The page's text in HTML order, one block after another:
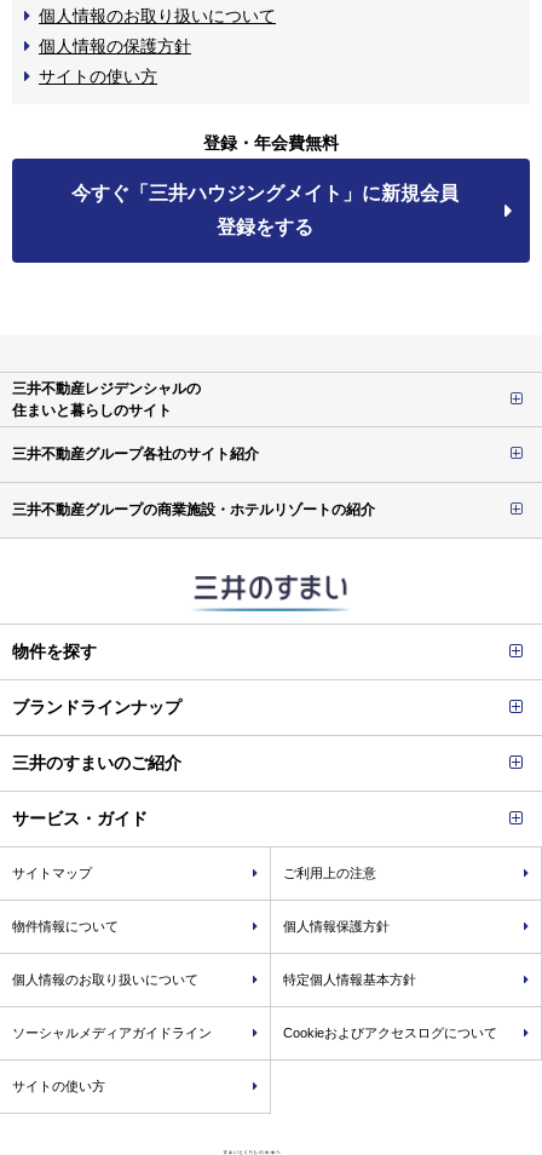
個人情報のお取り扱いについて
個人情報の保護方針
サイトの使い方
登録・年会費無料
今すぐ「三井ハウジングメイト」に新規会員
登録をする
三井不動産レジデンシャルの
住まいと暮らしのサイト
三井不動産グループ各社のサイト紹介
三井不動産グループの商業施設・ホテルリゾートの紹介
物件を探す
ブランドラインナップ
三井のすまいのご紹介
サービス・ガイド
サイトマップ ご利用上の注意
物件情報について 個人情報保護方針
個人情報のお取り扱いについて 特定個人情報基本方針
ソーシャルメディアガイドライン Cookieおよびアクセスログについて
サイトの使い方